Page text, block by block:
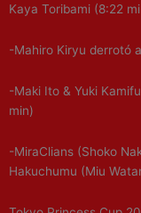
Kaya Toribami (8:22
-Mahiro Kiryu derrotó
-Maki Ito & Yuki
min)
-MiraClians (Shoko
Hakuchumu (Miu